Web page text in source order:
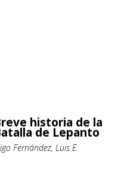
historia de la
de Lepanto
Fernández, Luis E.